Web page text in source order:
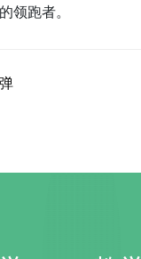
领跑者。